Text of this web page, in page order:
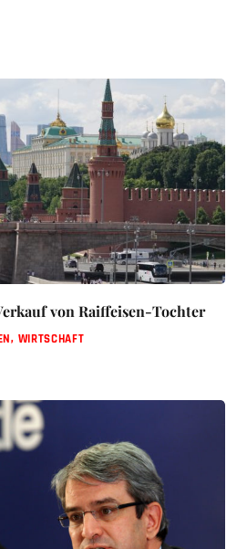
von Raiffeisen-Tochter
, WIRTSCHAFT